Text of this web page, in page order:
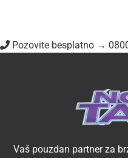
Pozovite besplatno →
Vaš pouzdan partner za